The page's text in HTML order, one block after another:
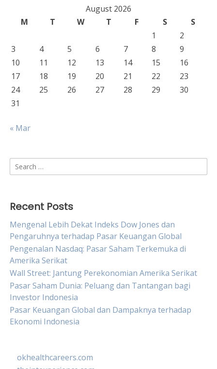
August 2026
M
T W T F S
S
1
2
3
4 5 6 7 8
9
10
11 12 13 14 15
16
17
18 19 20 21 22
23
24
25 26 27 28 29
30
31
« Mar
Search
for:
Recent Posts
Mengenal Lebih Dekat Indeks Dow Jones dan
Pengaruhnya terhadap Pasar Keuangan Global
Pengenalan Nasdaq: Pasar Saham Terkemuka di
Amerika Serikat
Wall Street: Jantung Perekonomian Amerika Serikat
Pasar Saham Dunia: Peluang dan Tantangan bagi
Investor Indonesia
Pasar Keuangan Global dan Dampaknya terhadap
Ekonomi Indonesia
okhealthcareers.com